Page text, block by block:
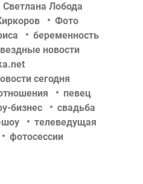
Светлана Лобода
Фото
беременность
новости
сегодня
певец
бизнес
свадьба
шоу
телеведущая
фотосессии